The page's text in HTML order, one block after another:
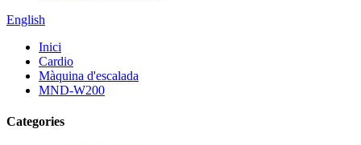
English
Inici
Cardio
Màquina d'escalada
MND-W200
Categories